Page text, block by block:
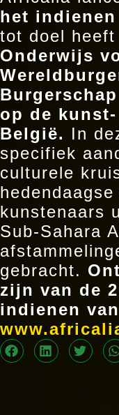
het
tot doel heeft
Onderwijs
op de
België. In
specifiek
culturele
kunstenaars
Sub-Sahara
gebracht.
zijn van de
indienen